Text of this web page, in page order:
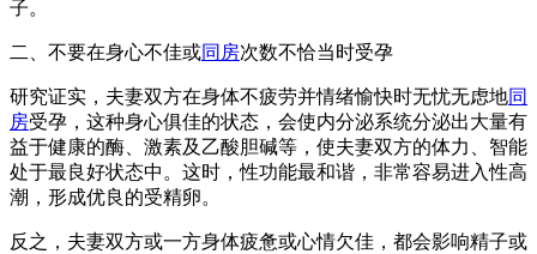
子。
二、不要在身心不佳或同房次数不恰当时受孕
研究证实，夫妻双方在身体不疲劳并情绪愉快时无忧无虑地同
房受孕，这种身心俱佳的状态，会使内分泌系统分泌出大量有
益于健康的酶、激素及乙酸胆碱等，使夫妻双方的体力、智能
处于最良好状态中。这时，性功能最和谐，非常容易进入性高
潮，形成优良的受精卵。
反之，夫妻双方或一方身体疲惫或心情欠佳，都会影响精子或